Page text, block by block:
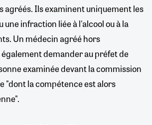
agréés. Ils examinent uniquement les
une infraction liée à l'alcool ou à la
Un médecin agréé hors
demander au préfet de
examinée devant la commission
"dont la compétence est alors